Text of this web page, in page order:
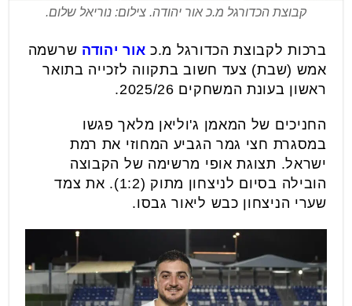
קבוצת הכדורגל מ.כ אור יהודה. צילום: נוריאל שלום.
ברכות לקבוצת הכדורגל מ.כ אור יהודה שרשמה
אמש (שבת) צעד חשוב בתקווה לזכייה בתואר
ראשון בעונת המשחקים 2025/26.
החניכים של המאמן ג'וליאן מלאך פגשו
במסגרת חצי גמר הגביע המחוזי את רמת
ישראל. תצוגת אופי מרשימה של הקבוצה
הובילה בסיום לניצחון מתוק (1:2). את צמד
שערי הניצחון כבש ליאור גבסו.